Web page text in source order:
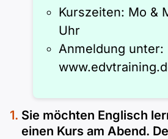
Kurszeiten: Mo &
Uhr
Anmeldung unter:
Sie möchten Englisch
einen Kurs am Abend.